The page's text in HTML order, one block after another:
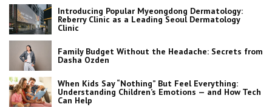
Introducing Popular Myeongdong Dermatology:
Reberry Clinic as a Leading Seoul Dermatology
Clinic
Family Budget Without the Headache: Secrets from
Dasha Ozden
When Kids Say “Nothing” But Feel Everything:
Understanding Children’s Emotions — and How Tech
Can Help